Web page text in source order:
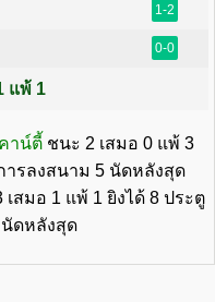
1-2
0-0
แพ้ 1
าน์ตี้ ชนะ 2 เสมอ 0 แพ้ 3
ารลงสนาม 5 นัดหลังสุด
เสมอ 1 แพ้ 1 ยิงได้ 8 ประตู
นัดหลังสุด